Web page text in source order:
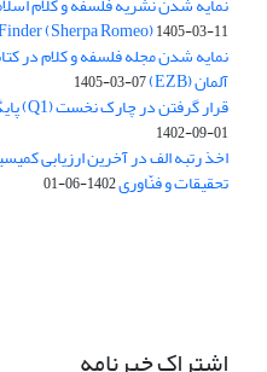
(Sherpa Romeo)1405-03-11
نمایه شدن مجله فلسفه و کلام در
آلمان (EZB) 1405-03-07
قرار گرفتن در چارک نخست (Q1) پایگاه استنادی علوم جهان اسلام (ISC)
1402-09-01
اخذ رتبه الف در آخرین ارزیابی
تحقیقات و فنّاوری1402-06-01
اشتراک خبرنامه